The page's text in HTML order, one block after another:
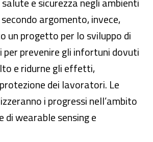
argomento, invece,
un progetto per lo sviluppo di
per prevenire gli infortuni dovuti
e ridurne gli effetti,
dei lavoratori. Le
i progressi nell’ambito
di wearable sensing e